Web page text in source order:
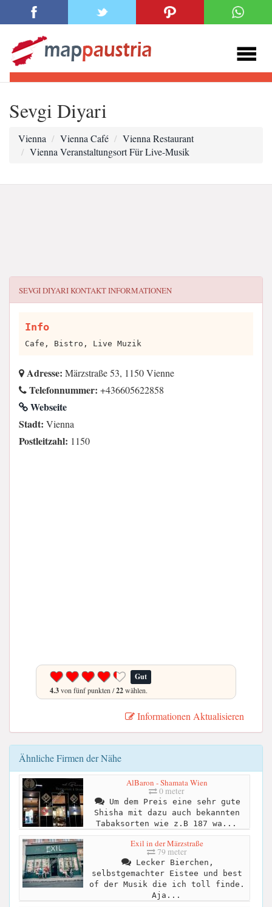
Sevgi Diyari
Vienna Vienna Café
Vienna Restaurant
Vienna Veranstaltungsort Für Live-Musik
SEVGI DIYARIKONTAKT INFORMATIONEN
Info
Cafe, Bistro, Live Muzik
Adresse: Märzstraße 53, 1150 Vienne
Telefonnummer: +436605622858
Webseite
Stadt: Vienna
Postleitzahl: 1150
Gut
4.3von fünf punkten /22wählen.
Informationen Aktualisieren
Ähnliche Firmen der Nähe
AlBaron - Shamata Wien
0 meter
Um dem Preis eine sehr gute
Shisha mit dazu auch bekannten
Tabaksorten wie z.B 187 wa...
Exil in der Märzstraße
79 meter
Lecker Bierchen,
selbstgemachter Eistee und best
of der Musik die ich toll finde.
Aja...